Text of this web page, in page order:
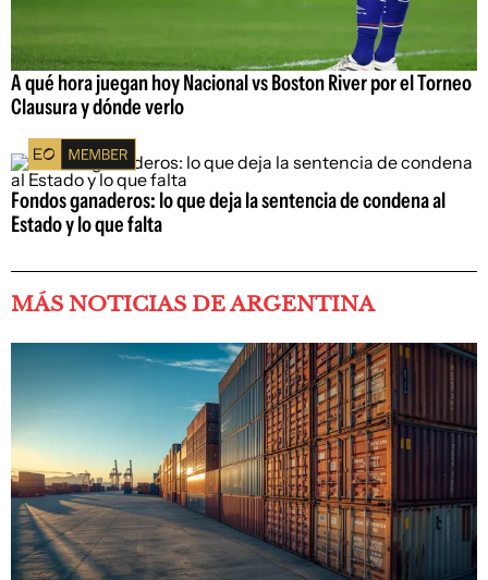
A qué hora juegan hoy Nacional vs Boston River por el Torneo
Clausura y dónde verlo
Fondos ganaderos: lo que deja la sentencia de condena al
Estado y lo que falta
MÁS NOTICIAS DE ARGENTINA